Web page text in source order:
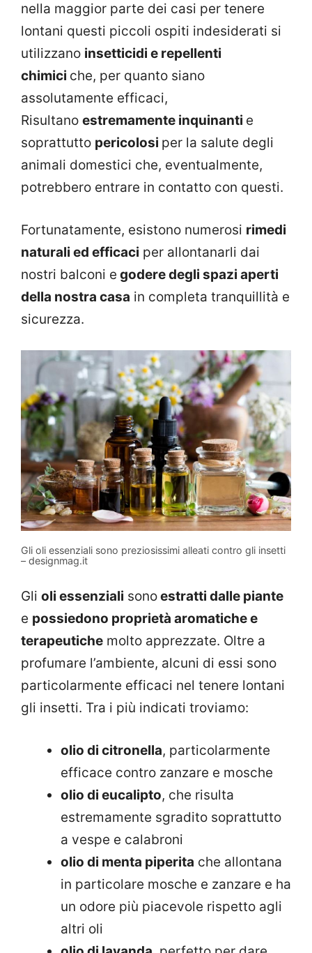
nella maggior parte dei casi per tenere
lontani questi piccoli ospiti indesiderati si
utilizzano insetticidi e repellenti
chimici che, per quanto siano
assolutamente efficaci,
Risultano estremamente inquinanti e
soprattutto pericolosi per la salute degli
animali domestici che, eventualmente,
potrebbero entrare in contatto con questi.
Fortunatamente, esistono numerosi rimedi
naturali ed efficaci per allontanarli dai
nostri balconi e godere degli spazi aperti
della nostra casa in completa tranquillità e
sicurezza.
Gli oli essenziali sono preziosissimi alleati contro gli insetti
– designmag.it
Gli oli essenziali sonoestratti dalle piante
e possiedono proprietà aromatiche e
terapeutiche molto apprezzate. Oltre a
profumare l’ambiente, alcuni di essi sono
particolarmente efficaci nel tenere lontani
gli insetti. Tra i più indicati troviamo:
olio di citronella, particolarmente
efficace contro zanzare e mosche
olio di eucalipto, che risulta
estremamente sgradito soprattutto
a vespe e calabroni
olio di menta piperita che allontana
in particolare mosche e zanzare e ha
un odore più piacevole rispetto agli
altri oli